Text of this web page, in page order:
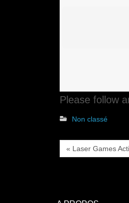
Please follow
Non classé
« Laser Games